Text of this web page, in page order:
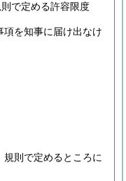
で定める許容限度
を知事に届け出なけ
則で定めるところに